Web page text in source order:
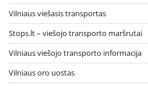
Vilniaus viešasis transportas
Stops.lt – viešojo transporto maršrutai
Vilniaus viešojo transporto informacija
Vilniaus oro uostas